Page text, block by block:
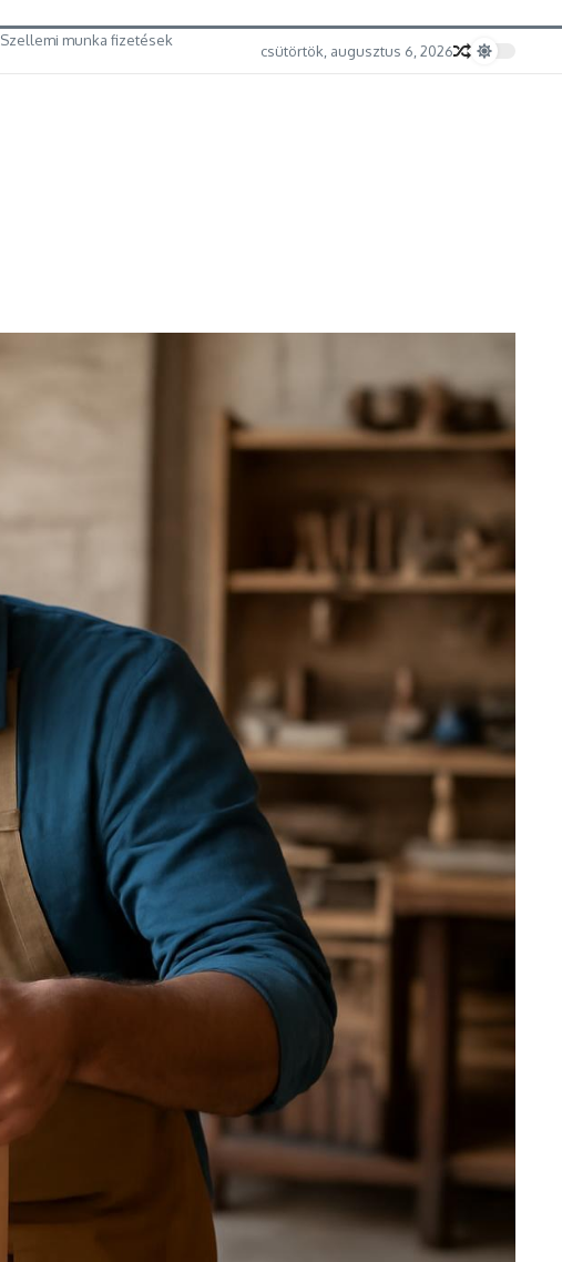
Szellemi munka fizetések
csütörtök, augusztus 6, 2026